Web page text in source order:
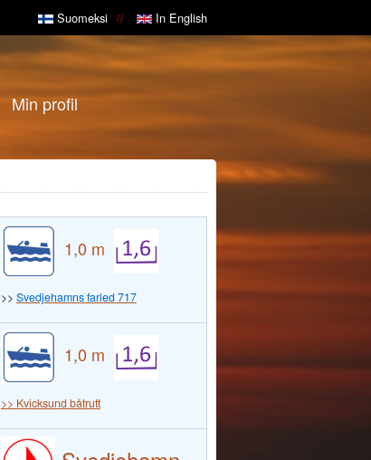
Suomeksi In English
Min profil
1,0 m
>> Svedjehamns farled 717
1,0 m
>> Kvicksund båtrutt